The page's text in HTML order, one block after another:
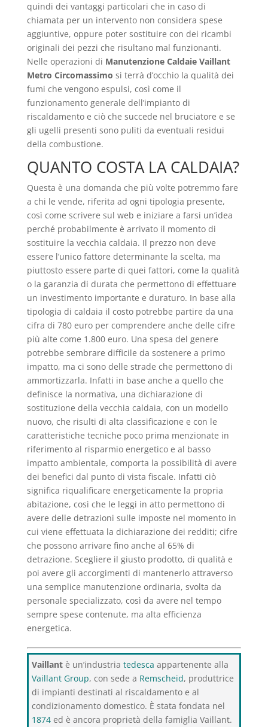
quindi dei vantaggi particolari che in caso di
chiamata per un intervento non considera spese
aggiuntive, oppure poter sostituire con dei ricambi
originali dei pezzi che risultano mal funzionanti.
Nelle operazioni di Manutenzione Caldaie Vaillant
Metro Circomassimo si terrà d’occhio la qualità dei
fumi che vengono espulsi, così come il
funzionamento generale dell’impianto di
riscaldamento e ciò che succede nel bruciatore e se
gli ugelli presenti sono puliti da eventuali residui
della combustione.
QUANTO COSTA LA CALDAIA?
Questa è una domanda che più volte potremmo fare
a chi le vende, riferita ad ogni tipologia presente,
così come scrivere sul web e iniziare a farsi un’idea
perché probabilmente è arrivato il momento di
sostituire la vecchia caldaia. Il prezzo non deve
essere l’unico fattore determinante la scelta, ma
piuttosto essere parte di quei fattori, come la qualità
o la garanzia di durata che permettono di effettuare
un investimento importante e duraturo. In base alla
tipologia di caldaia il costo potrebbe partire da una
cifra di 780 euro per comprendere anche delle cifre
più alte come 1.800 euro. Una spesa del genere
potrebbe sembrare difficile da sostenere a primo
impatto, ma ci sono delle strade che permettono di
ammortizzarla. Infatti in base anche a quello che
definisce la normativa, una dichiarazione di
sostituzione della vecchia caldaia, con un modello
nuovo, che risulti di alta classificazione e con le
caratteristiche tecniche poco prima menzionate in
riferimento al risparmio energetico e al basso
impatto ambientale, comporta la possibilità di avere
dei benefici dal punto di vista fiscale. Infatti ciò
significa riqualificare energeticamente la propria
abitazione, così che le leggi in atto permettono di
avere delle detrazioni sulle imposte nel momento in
cui viene effettuata la dichiarazione dei redditi; cifre
che possono arrivare fino anche al 65% di
detrazione. Scegliere il giusto prodotto, di qualità e
poi avere gli accorgimenti di mantenerlo attraverso
una semplice manutenzione ordinaria, svolta da
personale specializzato, così da avere nel tempo
sempre spese contenute, ma alta efficienza
energetica.
Vaillantè un’industria tedesca appartenente alla
Vaillant Group, con sede a Remscheid, produttrice
di impianti destinati al riscaldamento e al
condizionamento domestico. È stata fondata nel
1874ed è ancora proprietà della famiglia Vaillant.